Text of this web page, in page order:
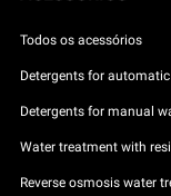
Todos os acessórios
Detergents for
Detergents for manual
Water treatment with
Reverse osmosis water